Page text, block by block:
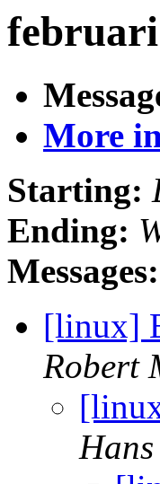
More
Starting:
Ending:
Messages:
[linux]
Robert